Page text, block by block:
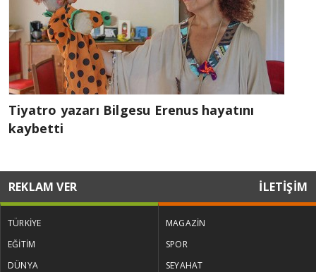
Tiyatro yazarı Bilgesu Erenus hayatını
kaybetti
REKLAM VER İLETİŞİM
TÜRKİYE
EĞİTİM
DÜNYA
MAGAZİN
SPOR
SEYAHAT